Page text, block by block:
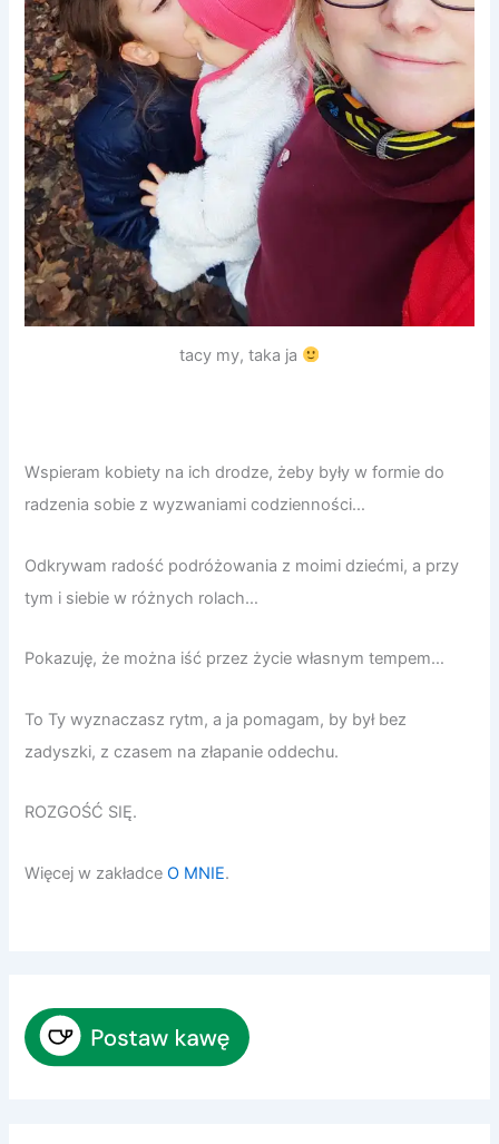
tacy my, taka ja
Wspieram kobiety na ich drodze, żeby były w formie do
radzenia sobie z wyzwaniami codzienności…
Odkrywam radość podróżowania z moimi dziećmi, a przy
tym i siebie w różnych rolach…
Pokazuję, że można iść przez życie własnym tempem…
To Ty wyznaczasz rytm, a ja pomagam, by był bez
zadyszki, z czasem na złapanie oddechu.
ROZGOŚĆ SIĘ.
Więcej w zakładceO MNIE.